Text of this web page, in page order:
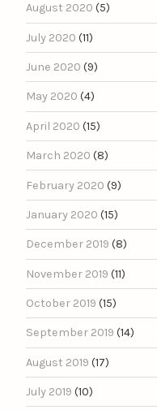
August 2020 (5)
July 2020 (11)
June 2020 (9)
May 2020 (4)
April 2020 (15)
March 2020 (8)
February 2020 (9)
January 2020 (15)
December 2019 (8)
November 2019 (11)
October 2019 (15)
September 2019 (14)
August 2019 (17)
July 2019 (10)